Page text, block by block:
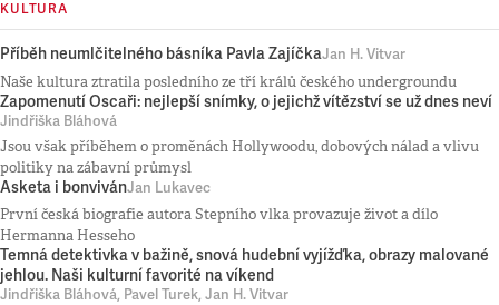
KULTURA
Příběh neumlčitelného básníka Pavla ZajíčkaJan H. Vitvar
Naše kultura ztratila posledního ze tří králů českého undergroundu
Zapomenutí Oscaři: nejlepší snímky, o jejichž vítězství se už dnes neví
Jindřiška Bláhová
Jsou však příběhem o proměnách Hollywoodu, dobových nálad a vlivu
politiky na zábavní průmysl
Asketa i bonvivánJan Lukavec
První česká biografie autora Stepního vlka provazuje život a dílo
Hermanna Hesseho
Temná detektivka v bažině, snová hudební vyjížďka, obrazy malované
jehlou. Naši kulturní favorité na víkend
Jindřiška Bláhová, Pavel Turek, Jan H. Vitvar